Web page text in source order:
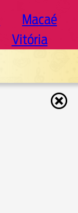
Macaé
Vitória